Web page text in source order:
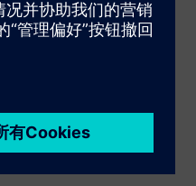
字化硬件
助客户实